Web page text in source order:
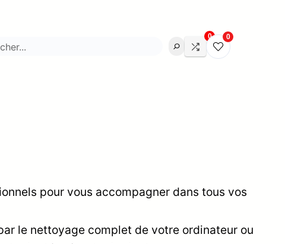
0 0
pour vous accompagner dans tous vos
le nettoyage complet de votre ordinateur ou